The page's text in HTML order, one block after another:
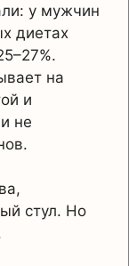
у мужчин
диетах
на
и
не
стул. Но